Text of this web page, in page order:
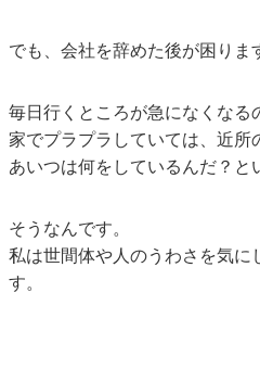
でも、会社を辞めた後が困りま
毎日行くところが急になくなる
家でプラプラしていては、近所
あいつは何をしているんだ？と
そうなんです。
私は世間体や人のうわさを気に
す。